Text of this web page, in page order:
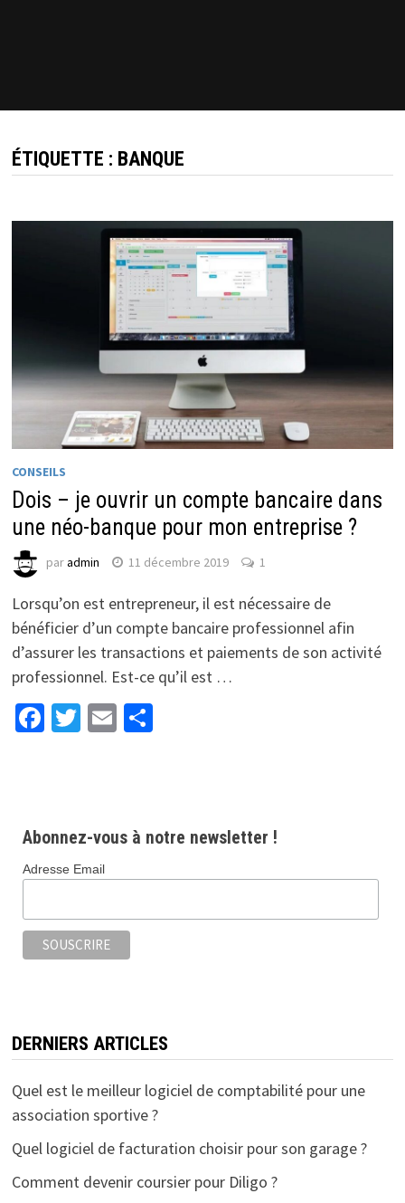
ÉTIQUETTE : BANQUE
CONSEILS
Dois – je ouvrir un compte bancaire dans
une néo-banque pour mon entreprise ?
paradmin 11 décembre 2019 1
Lorsqu’on est entrepreneur, il est nécessaire de
bénéficier d’un compte bancaire professionnel afin
d’assurer les transactions et paiements de son activité
professionnel. Est-ce qu’il est …
Facebook
Twitter
EmailPartager
Abonnez-vous à notre newsletter !
Adresse Email
DERNIERS ARTICLES
Quel est le meilleur logiciel de comptabilité pour une
association sportive ?
Quel logiciel de facturation choisir pour son garage ?
Comment devenir coursier pour Diligo ?